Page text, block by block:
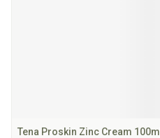
Tena Proskin Zinc Cream 100ml